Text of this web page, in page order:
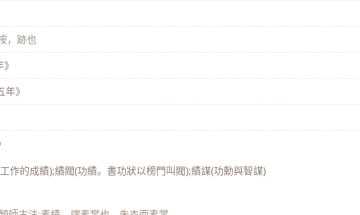
，跡也
年》
作的成績);績閥(功績。書功狀以榜門叫閥);績謀(功勳與智謀)